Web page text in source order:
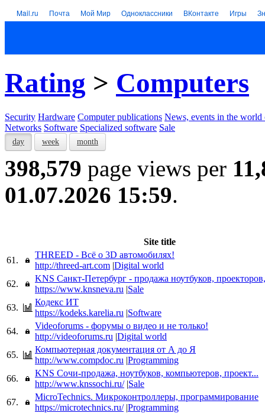
Mail.ru Почта Мой Мир Одноклассники ВКонтакте Игры
Rating > Computers
Security Hardware Computer publications News, events in the world
Networks Software Specialized software Sale
day week month
398,579 page views per
01.07.2026 15:59.
Site title
61.
THREED - Всё о 3D автомобилях!
http://threed-art.com |Digital world
62.
KNS Санкт-Петербург - продажа ноутбуков,
https://www.knsneva.ru |Sale
63.
Кодекс ИТ
https://kodeks.karelia.ru |Software
64.
Videoforums - форумы о видео и не только!
http://videoforums.ru |Digital world
65.
Компьютерная документация от А до Я
http://www.compdoc.ru |Programming
66.
KNS Сочи-продажа, ноутбуков, компьютеров, проект...
http://www.knssochi.ru/ |Sale
67.
MicroTechnics. Микроконтроллеры, программирование
https://microtechnics.ru/ |Programming